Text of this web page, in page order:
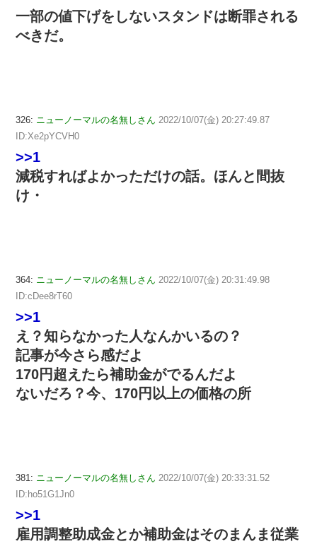
一部の値下げをしないスタンドは断罪される
べきだ。
326: ニューノーマルの名無しさん 2022/10/07(金) 20:27:49.87
ID:Xe2pYCVH0
>>1
減税すればよかっただけの話。ほんと間抜
け・
364: ニューノーマルの名無しさん 2022/10/07(金) 20:31:49.98
ID:cDee8rT60
>>1
え？知らなかった人なんかいるの？
記事が今さら感だよ
170円超えたら補助金がでるんだよ
ないだろ？今、170円以上の価格の所
381: ニューノーマルの名無しさん 2022/10/07(金) 20:33:31.52
ID:ho51G1Jn0
>>1
雇用調整助成金とか補助金はそのまんま従業